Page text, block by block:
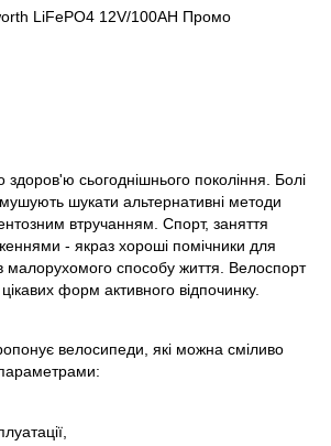
здоров'ю сьогоднішнього покоління. Болі
шукати альтернативні методи
втручанням. Спорт, заняття
- якраз хороші помічники для
малорухомого способу життя. Велоспорт
форм активного відпочинку.
велосипеди, які можна сміливо